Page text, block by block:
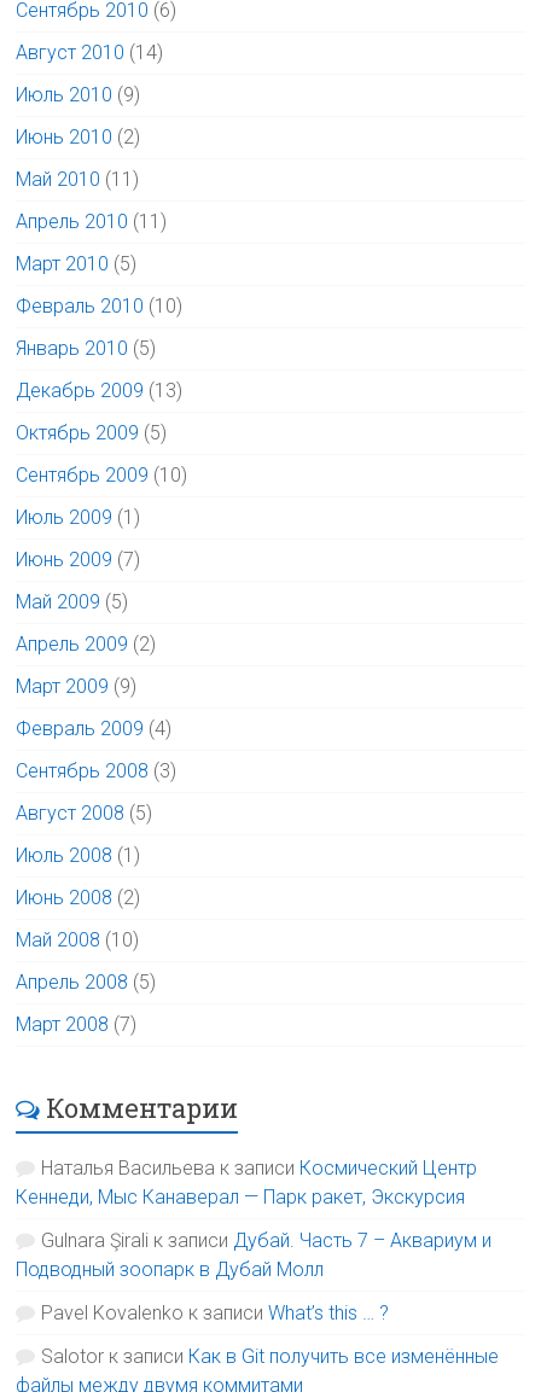
Сентябрь 2010 (6)
Август 2010 (14)
Июль 2010 (9)
Июнь 2010 (2)
Май 2010 (11)
Апрель 2010 (11)
Март 2010 (5)
Февраль 2010 (10)
Январь 2010 (5)
Декабрь 2009 (13)
Октябрь 2009 (5)
Сентябрь 2009 (10)
Июль 2009 (1)
Июнь 2009 (7)
Май 2009 (5)
Апрель 2009 (2)
Март 2009 (9)
Февраль 2009 (4)
Сентябрь 2008 (3)
Август 2008 (5)
Июль 2008 (1)
Июнь 2008 (2)
Май 2008 (10)
Апрель 2008 (5)
Март 2008 (7)
Комментарии
Наталья Васильева к записи Космический Центр
Кеннеди, Мыс Канаверал — Парк ракет, Экскурсия
Gulnara Şirali к записи Дубай. Часть 7 – Аквариум и
Подводный зоопарк в Дубай Молл
Pavel Kovalenko к записиWhat’s this … ?
Salotor к записи Как в Git получить все изменённые
файлы между двумя коммитами